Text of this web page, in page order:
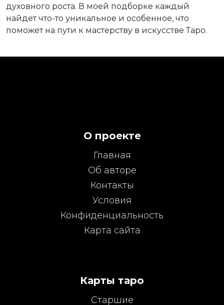
духовного роста. В моей подборке каждый
найдет что-то уникальное и особенное, что
поможет на пути к мастерству в искусстве Таро.
О проекте
Главная
Об авторе
Контакты
Условия
Конфиденциальность
Карта сайта
Карты таро
Старшие